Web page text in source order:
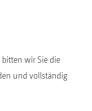
wir Sie die
und vollständig